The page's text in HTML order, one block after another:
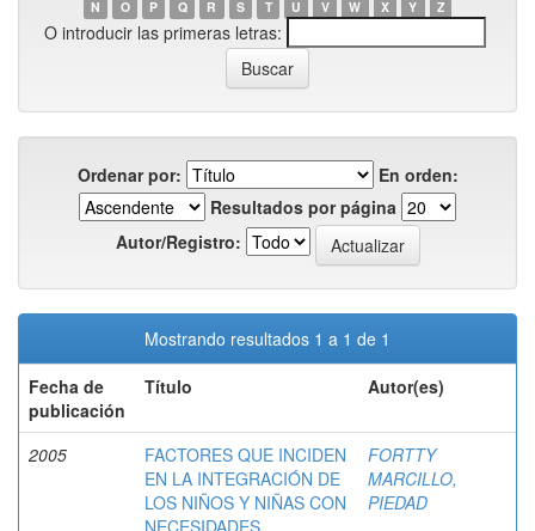
N
O P Q R S T U V W X Y Z
O introducir las primeras letras:
Ordenar por:
En orden:
Resultados por página
Autor/Registro:
Mostrando resultados 1 a 1 de 1
Fecha de
publicación
Título Autor(es)
2005
FACTORES QUE INCIDEN
EN LA INTEGRACIÓN DE
LOS NIÑOS Y NIÑAS CON
NECESIDADES
FORTTY
MARCILLO,
PIEDAD